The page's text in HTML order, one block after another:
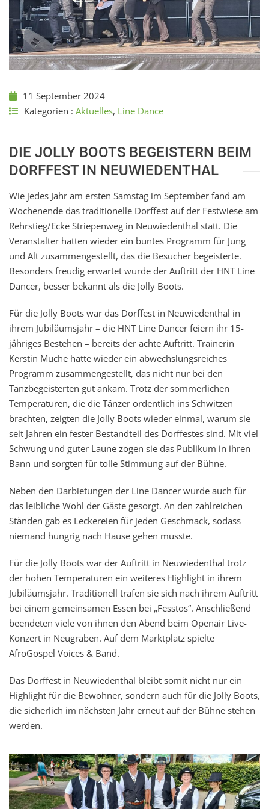
11 September 2024
Kategorien : Aktuelles, Line Dance
DIE JOLLY BOOTS BEGEISTERN BEIM
DORFFEST IN NEUWIEDENTHAL
Wie jedes Jahr am ersten Samstag im September fand am
Wochenende das traditionelle Dorffest auf der Festwiese am
Rehrstieg/Ecke Striepenweg in Neuwiedenthal statt. Die
Veranstalter hatten wieder ein buntes Programm für Jung
und Alt zusammengestellt, das die Besucher begeisterte.
Besonders freudig erwartet wurde der Auftritt der HNT Line
Dancer, besser bekannt als die Jolly Boots.
Für die Jolly Boots war das Dorffest in Neuwiedenthal in
ihrem Jubiläumsjahr – die HNT Line Dancer feiern ihr 15-
jähriges Bestehen – bereits der achte Auftritt. Trainerin
Kerstin Muche hatte wieder ein abwechslungsreiches
Programm zusammengestellt, das nicht nur bei den
Tanzbegeisterten gut ankam. Trotz der sommerlichen
Temperaturen, die die Tänzer ordentlich ins Schwitzen
brachten, zeigten die Jolly Boots wieder einmal, warum sie
seit Jahren ein fester Bestandteil des Dorffestes sind. Mit viel
Schwung und guter Laune zogen sie das Publikum in ihren
Bann und sorgten für tolle Stimmung auf der Bühne.
Neben den Darbietungen der Line Dancer wurde auch für
das leibliche Wohl der Gäste gesorgt. An den zahlreichen
Ständen gab es Leckereien für jeden Geschmack, sodass
niemand hungrig nach Hause gehen musste.
Für die Jolly Boots war der Auftritt in Neuwiedenthal trotz
der hohen Temperaturen ein weiteres Highlight in ihrem
Jubiläumsjahr. Traditionell trafen sie sich nach ihrem Auftritt
bei einem gemeinsamen Essen bei „Fesstos“. Anschließend
beendeten viele von ihnen den Abend beim Openair Live-
Konzert in Neugraben. Auf dem Marktplatz spielte
AfroGospel Voices & Band.
Das Dorffest in Neuwiedenthal bleibt somit nicht nur ein
Highlight für die Bewohner, sondern auch für die Jolly Boots,
die sicherlich im nächsten Jahr erneut auf der Bühne stehen
werden.